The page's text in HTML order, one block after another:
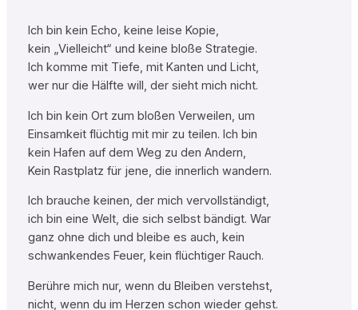
Ich bin kein Echo, keine leise Kopie,
kein „Vielleicht“ und keine bloße Strategie.
Ich komme mit Tiefe, mit Kanten und Licht,
wer nur die Hälfte will, der sieht mich nicht.
Ich bin kein Ort zum bloßen Verweilen, um
Einsamkeit flüchtig mit mir zu teilen. Ich bin
kein Hafen auf dem Weg zu den Andern,
Kein Rastplatz für jene, die innerlich wandern.
Ich brauche keinen, der mich vervollständigt,
ich bin eine Welt, die sich selbst bändigt. War
ganz ohne dich und bleibe es auch, kein
schwankendes Feuer, kein flüchtiger Rauch.
Berühre mich nur, wenn du Bleiben verstehst,
nicht, wenn du im Herzen schon wieder gehst.